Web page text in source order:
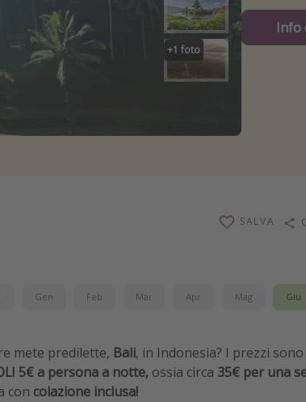
+1 foto
Info
SALVA
Gen Feb Mar Apr Mag Giu
mete predilette, Bali, in Indonesia? I prezzi
5€ a persona a notte, ossia circa 35€ per una
con colazione inclusa!